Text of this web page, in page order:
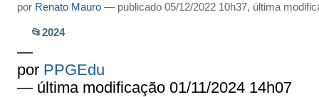
por Renato Mauro — publicado 05/12/2022 10h37, última
📂2024
—
por PPGEdu
— última modificação 01/11/2024 14h07